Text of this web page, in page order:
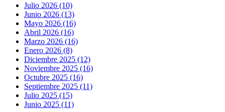
Julio 2026 (10)
Junio 2026 (13)
Mayo 2026 (16)
Abril 2026 (16)
Marzo 2026 (16)
Enero 2026 (8)
Diciembre 2025 (12)
Noviembre 2025 (16)
Octubre 2025 (16)
Septiembre 2025 (11)
Julio 2025 (15)
Junio 2025 (11)